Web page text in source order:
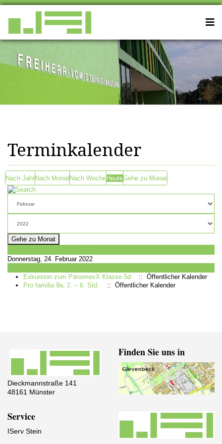
Terminkalender
Nach JahrNach MonatNach WocheHeuteGehe zu Monat
Gehe zu Monat
Donnerstag, 24. Februar 2022
Exkursion zum PänomexX Klasse 5d
:: Öffentlicher Kalender
Pro familia 9a, 2. – 6. Std.
:: Öffentlicher Kalender
Dieckmannstraße 141
48161 Münster
Finden Sie uns in
Service
IServ Stein